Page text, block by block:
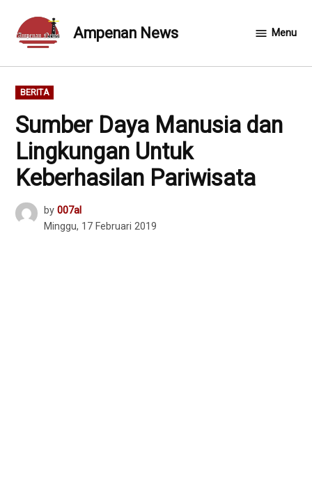
content
Ampenan News Menu
POSTED
IN
BERITA
Sumber Daya Manusia dan
Lingkungan Untuk
Keberhasilan Pariwisata
by 007al
Minggu, 17 Februari 2019